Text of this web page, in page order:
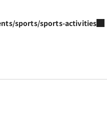
sports/sports-activities